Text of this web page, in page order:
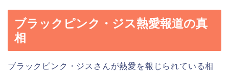
ブラックピンク・ジス熱愛報道の真
相
ブラックピンク・ジスさんが熱愛を報じられている相